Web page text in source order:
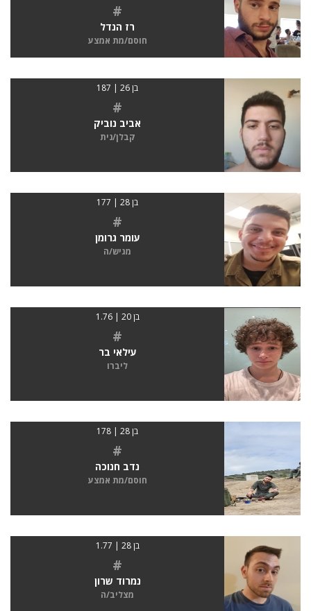
#
רז הנדל
חוסם/מת אמצע
בן 26 | 187
#
אביב נוביק
קבלן/נית
בן 28 | 177
#
עומר גרומן
מגיש/ה
בן 20 | 1.76
#
עילאי בר
ליברו
בן 28 | 178
#
נדב חנוכה
חוסם/מת אמצע
בן 28 | 1.77
#
נמרוד שרון
מצליב/ה